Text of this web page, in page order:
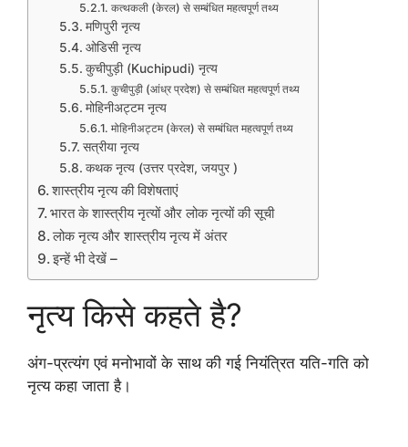
कत्थकली (केरल) से सम्बंधित महत्वपूर्ण तथ्य
मणिपुरी नृत्य
ओडिसी नृत्य
कुचीपुड़ी (Kuchipudi) नृत्य
कुचीपुड़ी (आंध्र प्रदेश) से सम्बंधित महत्वपूर्ण तथ्य
मोहिनीअट्टम नृत्य
मोहिनीअट्टम (केरल) से सम्बंधित महत्वपूर्ण तथ्य
सत्रीया नृत्य
कथक नृत्य (उत्तर प्रदेश, जयपुर )
शास्त्रीय नृत्य की विशेषताएं
भारत के शास्त्रीय नृत्यों और लोक नृत्यों की सूची
लोक नृत्य और शास्त्रीय नृत्य में अंतर
इन्हें भी देखें –
नृत्य किसे कहते है?
अंग-प्रत्यंग एवं मनोभावों के साथ की गई नियंत्रित यति-गति को
नृत्य कहा जाता है।